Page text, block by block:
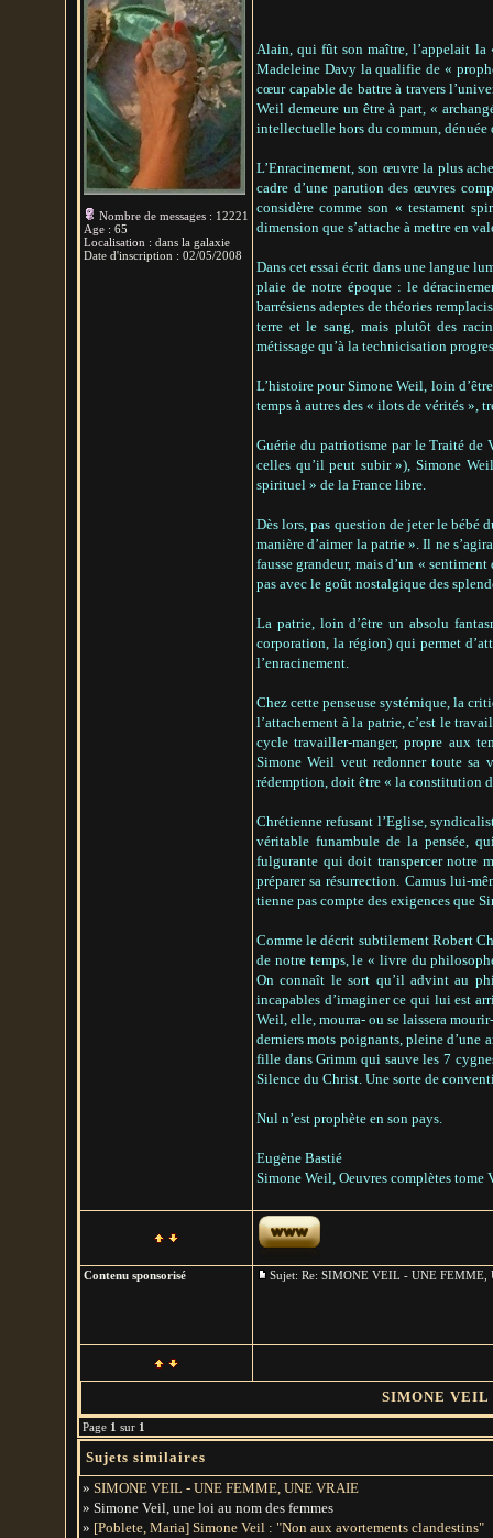
Nombre de messages : 12221
Age : 65
Localisation : dans la galaxie
Date d'inscription : 02/05/2008
Alain, qui fût son maître, l’appelait la
Madeleine Davy la qualifie de «
cœur capable de battre à travers
Weil demeure un être à part, «
intellectuelle hors du commun, dénuée
L’Enracinement, son œuvre la plus
cadre d’une parution des œuvres
considère comme son « testament
dimension que s’attache à mettre en
Dans cet essai écrit dans une langue
plaie de notre époque : le
barrésiens adeptes de théories
terre et le sang, mais plutôt des
métissage qu’à la technicisation
L’histoire pour Simone Weil, loin
temps à autres des « ilots de vérités »,
Guérie du patriotisme par le Traité de
celles qu’il peut subir »), Simone
spirituel » de la France libre.
Dès lors, pas question de jeter le bébé
manière d’aimer la patrie ». Il ne
fausse grandeur, mais d’un «
pas avec le goût nostalgique des
La patrie, loin d’être un absolu
corporation, la région) qui permet
l’enracinement.
Chez cette penseuse systémique, la
l’attachement à la patrie, c’est le
cycle travailler-manger, propre aux
Simone Weil veut redonner toute sa
rédemption, doit être « la constitution
Chrétienne refusant l’Eglise,
véritable funambule de la pensée,
fulgurante qui doit transpercer notre
préparer sa résurrection. Camus lui-
tienne pas compte des exigences que
Comme le décrit subtilement Robert
de notre temps, le « livre du
On connaît le sort qu’il advint au
incapables d’imaginer ce qui lui est
Weil, elle, mourra- ou se laissera
derniers mots poignants, pleine d’une
fille dans Grimm qui sauve les 7
Silence du Christ. Une sorte de
Nul n’est prophète en son pays.
Eugène Bastié
Simone Weil, Oeuvres complètes tome
Contenu sponsorisé Sujet: Re: SIMONE VEIL - UNE
SIMONE VEIL
Page 1 sur 1
Sujets similaires
» SIMONE VEIL - UNE FEMME, UNE VRAIE
» Simone Veil, une loi au nom des femmes
» [Poblete, Maria] Simone Veil : "Non aux avortements clandestins"